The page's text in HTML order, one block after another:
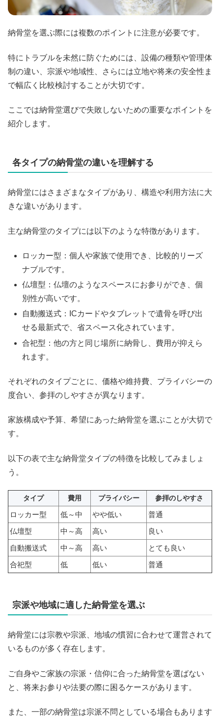
納骨堂を選ぶ際には複数のポイントに注意が必要です。
特にトラブルを未然に防ぐためには、設備の種類や管理体
制の違い、宗派や地域性、さらには立地や将来の安全性ま
で幅広く比較検討することが大切です。
ここでは納骨堂選びで失敗しないための重要なポイントを
紹介します。
各タイプの納骨堂の違いを理解する
納骨堂にはさまざまなタイプがあり、構造や利用方法に大
きな違いがあります。
主な納骨堂のタイプには以下のような特徴があります。
ロッカー型：個人や家族で使用でき、比較的リーズ
ナブルです。
仏壇型：仏壇のようなスペースにお参りができ、個
別性が高いです。
自動搬送式：ICカードやタブレットで遺骨を呼び出
せる最新式で、省スペース化されています。
合祀型：他の方と同じ場所に納骨し、費用が抑えら
れます。
それぞれのタイプごとに、価格や維持費、プライバシーの
度合い、参拝のしやすさが異なります。
家族構成や予算、希望にあった納骨堂を選ぶことが大切で
す。
以下の表で主な納骨堂タイプの特徴を比較してみましょ
う。
タイプ 費用 プライバシー 参拝のしやすさ
ロッカー型 低～中 やや低い
普通
仏壇型
中～高 高い
良い
自動搬送式
中～高 高い
とても良い
合祀型
低 低い 普通
宗派や地域に適した納骨堂を選ぶ
納骨堂には宗教や宗派、地域の慣習に合わせて運営されて
いるものが多く存在します。
ご自身やご家族の宗派・信仰に合った納骨堂を選ばない
と、将来お参りや法要の際に困るケースがあります。
また、一部の納骨堂は宗派不問としている場合もあります